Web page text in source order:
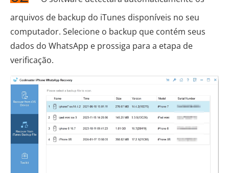
arquivos de backup do iTunes disponíveis no seu
computador. Selecione o backup que contém seus
dados do WhatsApp e prossiga para a etapa de
verificação.